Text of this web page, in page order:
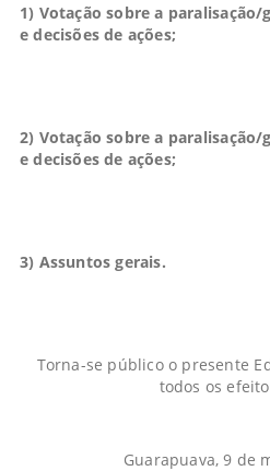
1) Votação sobre a
e decisões de ações;
2) Votação sobre a
e decisões de ações;
3) Assuntos gerais.
Torna-se público o presente
todos os
Guarapuava, 9 de